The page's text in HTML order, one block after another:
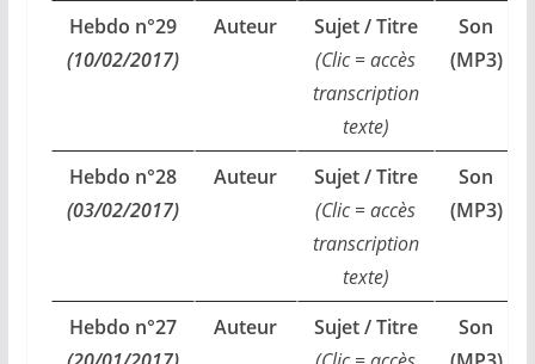
Hebdo n°29
(10/02/2017)
Auteur
Sujet / Titre
(Clic = accès
transcription
texte)
Son
(MP3)
Hebdo n°28
(03/02/2017)
Auteur
Sujet / Titre
(Clic = accès
transcription
texte)
Son
(MP3)
Hebdo n°27
Auteur
Sujet / Titre
Son